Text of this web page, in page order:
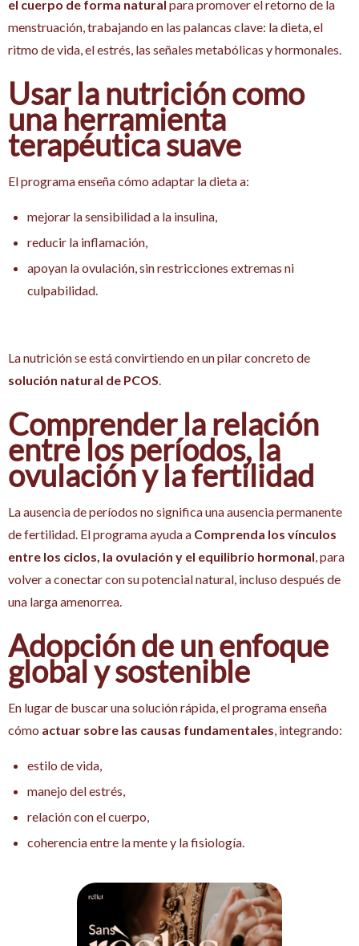
el cuerpo de forma natural para promover el retorno de la
menstruación, trabajando en las palancas clave: la dieta, el
ritmo de vida, el estrés, las señales metabólicas y hormonales.
Usar la nutrición como
una herramienta
terapéutica suave
El programa enseña cómo adaptar la dieta a:
mejorar la sensibilidad a la insulina,
reducir la inflamación,
apoyan la ovulación, sin restricciones extremas ni
culpabilidad.
La nutrición se está convirtiendo en un pilar concreto de
solución natural de PCOS
Comprender la relación
entre los períodos, la
ovulación y la fertilidad
La ausencia de períodos no significa una ausencia permanente
de fertilidad. El programa ayuda a Comprenda los vínculos
entre los ciclos, la ovulación y el equilibrio hormonal , para
volver a conectar con su potencial natural, incluso después de
una larga amenorrea.
Adopción de un enfoque
global y sostenible
En lugar de buscar una solución rápida, el programa enseña
cómo actuar sobre las causas fundamentales , integrando:
estilo de vida,
manejo del estrés,
relación con el cuerpo,
coherencia entre la mente y la fisiología.